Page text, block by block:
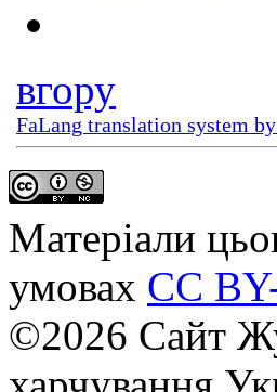
вгору
FaLang translation system
Матеріали
умовах CC
©2026 Сайт